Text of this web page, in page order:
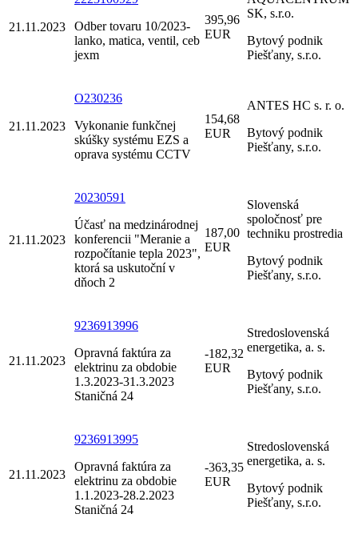
21.11.2023
Odber tovaru 10/2023-
lanko, matica, ventil, ceb
jexm
395,96
EUR
SK, s.r.o.
Bytový podnik
Piešťany, s.r.o.
21.11.2023
O230236
Vykonanie funkčnej
skúšky systému EZS a
oprava systému CCTV
154,68
EUR
ANTES HC s. r. o.
Bytový podnik
Piešťany, s.r.o.
21.11.2023
20230591
Účasť na medzinárodnej
konferencii "Meranie a
rozpočítanie tepla 2023",
ktorá sa uskutoční v
dňoch 2
187,00
EUR
Slovenská
spoločnosť pre
techniku prostredia
Bytový podnik
Piešťany, s.r.o.
21.11.2023
9236913996
Opravná faktúra za
elektrinu za obdobie
1.3.2023-31.3.2023
Staničná 24
-182,32
EUR
Stredoslovenská
energetika, a. s.
Bytový podnik
Piešťany, s.r.o.
21.11.2023
9236913995
Opravná faktúra za
elektrinu za obdobie
1.1.2023-28.2.2023
Staničná 24
-363,35
EUR
Stredoslovenská
energetika, a. s.
Bytový podnik
Piešťany, s.r.o.